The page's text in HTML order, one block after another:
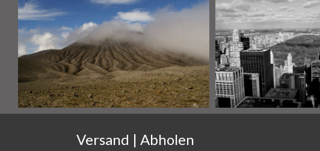
Versand | Abholen